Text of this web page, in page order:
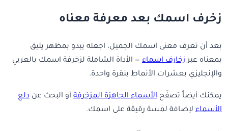
زخرف اسمك بعد معرفة معناه
بعد أن تعرف معنى اسمك الجميل، اجعله يبدو بمظهر يليق
بمعناه عبرزخارف اسماء — الأداة الشاملة لزخرفة اسمك بالعربي
والإنجليزي بعشرات الأنماط بنقرة واحدة.
يمكنك أيضاً تصفّح الأسماء الجاهزة المزخرفة أو البحث عن دلع
الأسماء لإضافة لمسة رقيقة على اسمك.